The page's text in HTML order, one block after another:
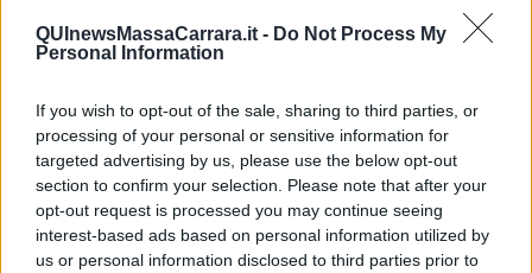
QUInewsMassaCarrara.it - Do Not Process My
Personal Information
If you wish to opt-out of the sale, sharing to third parties, or
processing of your personal or sensitive information for
targeted advertising by us, please use the below opt-out
section to confirm your selection. Please note that after your
opt-out request is processed you may continue seeing
interest-based ads based on personal information utilized by
us or personal information disclosed to third parties prior to
Ecco l'elenco dei prezzi del carburante in provincia di Massa-
Carrara. Comune per comune gli impianti più economici dove
fare rifornimento.